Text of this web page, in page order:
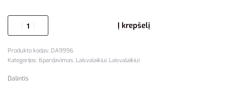
Į krepšelį
DA9996
Kategorijos: Išpardavimas, Laisvalaikiui, Laisvalaikiui
Dalintis